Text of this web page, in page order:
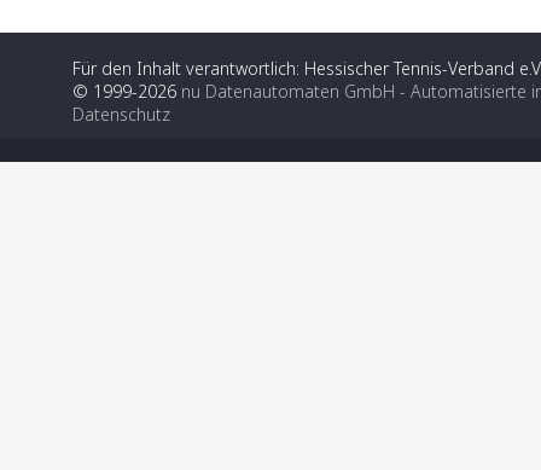
Für den Inhalt verantwortlich: Hessischer Tennis-Verband
© 1999-2026 nu Datenautomaten GmbH - Automatisierte
Datenschutz